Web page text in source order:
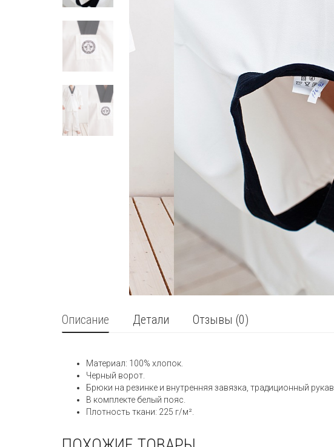
Описание Детали Отзывы (0)
Материал: 100% хлопок.
Черный ворот.
Брюки на резинке и внутренняя завязка, традиционный рукав.
В комплекте белый пояс.
Плотность ткани: 225 г/м².